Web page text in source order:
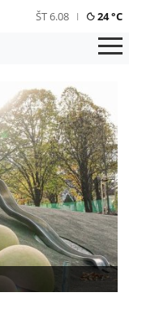
ŠT 6.08 24 °C